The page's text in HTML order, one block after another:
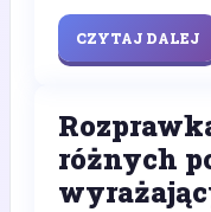
CZYTAJ DALEJ
różnych